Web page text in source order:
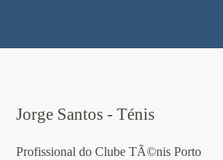
Jorge Santos - Ténis
Profissional do Clube TÃ©nis Porto